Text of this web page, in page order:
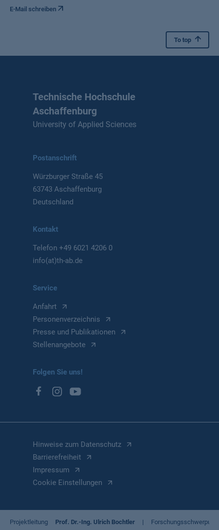
Projektleitung Prof. Dr.-Ing. Ulrich Bochtler
E-Mail schreiben
To top
Technische Hochschule
Aschaffenburg
University of Applied Sciences
Postanschrift
Würzburger Straße 45
63743 Aschaffenburg
Deutschland
Kontakt
Telefon+49 6021 4206 0
info(at)th-ab.de
Service
Anfahrt
Personenverzeichnis
Presse und Publikationen
Stellenangebote
Folgen Sie uns!
Hinweise zum Datenschutz
Barrierefreiheit
Impressum
Cookie Einstellungen